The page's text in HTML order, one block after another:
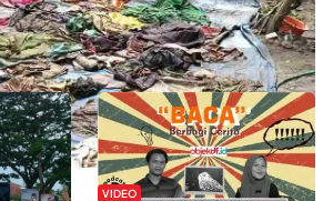
Warga Butuhkan Air Bersih
VIDEO